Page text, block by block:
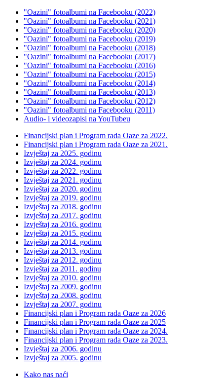
"Oazini" fotoalbumi na Facebooku (2022)
"Oazini" fotoalbumi na Facebooku (2021)
"Oazini" fotoalbumi na Facebooku (2020)
"Oazini" fotoalbumi na Facebooku (2019)
"Oazini" fotoalbumi na Facebooku (2018)
"Oazini" fotoalbumi na Facebooku (2017)
"Oazini" fotoalbumi na Facebooku (2016)
"Oazini" fotoalbumi na Facebooku (2015)
"Oazini" fotoalbumi na Facebooku (2014)
"Oazini" fotoalbumi na Facebooku (2013)
"Oazini" fotoalbumi na Facebooku (2012)
"Oazini" fotoalbumi na Facebooku (2011)
Audio- i videozapisi na YouTubeu
Financijski plan i Program rada Oaze za 2022.
Financijski plan i Program rada Oaze za 2021.
Izvještaj za 2025. godinu
Izvještaj za 2024. godinu
Izvještaj za 2022. godinu
Izvještaj za 2021. godinu
Izvještaj za 2020. godinu
Izvještaj za 2019. godinu
Izvještaj za 2018. godinu
Izvještaj za 2017. godinu
Izvještaj za 2016. godinu
Izvještaj za 2015. godinu
Izvještaj za 2014. godinu
Izvještaj za 2013. godinu
Izvještaj za 2012. godinu
Izvještaj za 2011. godinu
Izvještaj za 2010. godinu
Izvještaj za 2009. godinu
Izvještaj za 2008. godinu
Izvještaj za 2007. godinu
Financijski plan i Program rada Oaze za 2026
Financijski plan i Program rada Oaze za 2025
Financijski plan i Program rada Oaze za 2024.
Financijski plan i Program rada Oaze za 2023.
Izvještaj za 2006. godinu
Izvještaj za 2005. godinu
Kako nas naći